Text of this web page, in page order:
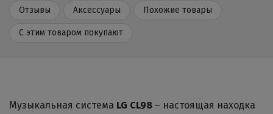
Отзывы Аксессуары Похожие товары
С этим товаром покупают
Музыкальная система LG CL98 – настоящая находка